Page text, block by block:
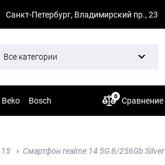
Санкт-Петербург, Владимирский пр., 23
Все категории
Beko Bosch Сравнение
0
15 Смартфон realme 14 5G 8/256Gb Silver